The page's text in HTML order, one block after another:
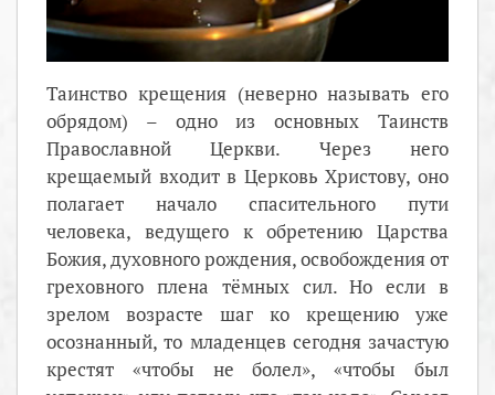
Таинство крещения (неверно называть его
обрядом) – одно из основных Таинств
Православной Церкви. Через него
крещаемый входит в Церковь Христову, оно
полагает начало спасительного пути
человека, ведущего к обретению Царства
Божия, духовного рождения, освобождения от
греховного плена тёмных сил. Но если в
зрелом возрасте шаг ко крещению уже
осознанный, то младенцев сегодня зачастую
крестят «чтобы не болел», «чтобы был